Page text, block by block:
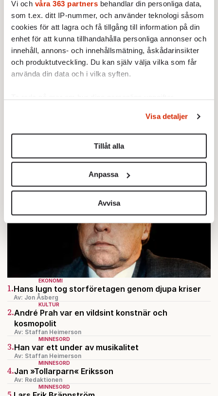
Vi och våra 363 partners behandlar din personliga data,
som t.ex. ditt IP-nummer, och använder teknologi såsom
cookies för att lagra och få tillgång till information på din
enhet för att kunna tillhandahålla personliga annonser och
innehåll, annons- och innehållsmätning, åskådarinsikter
och produktutveckling. Du kan själv välja vilka som får
använda din data och i vilka syften.
Du kan ändra eller dra tillbaka ditt samtycke när som
helst från cookie-förklaringen.
Vi använder enhetsidentifierare för att anpassa innehållet
för sociala medier och analysera vår trafik. Vi
vidarebefordrar även sådana identifierare och annan
information från din enhet till de sociala medier och
annons- och analysföretag som vi samarbetar med.
Dessa kan i sin tur kombinera informationen med annan
information som du har tillhandahållit eller som de har
samlat in när du har använt deras tjänster.
Om du vill läsa mer om hur vi hanterar personuppgifter
kan du göra det
Visa detaljer
Tillåt alla
Anpassa
Avvisa
oförställd livslust
Av: Staffan Heimerson •
MINNESORD
Rolf Alsing var tidningsmannen
med nio liv
Av: Staffan Heimerson
MINNESORD
Av: Staffan Heimerson•
EKONOMI
1.Hans lugn tog storföretagen genom djupa kriser
Av: Jon Åsberg
KULTUR
2.André Prah var en vildsint konstnär och
kosmopolit
Av: Staffan Heimerson
MINNESORD
3.Han var ett under av musikalitet
Av: Staffan Heimerson
MINNESORD
4.Jan »Tollarparn« Eriksson
Av: Redaktionen
MINNESORD